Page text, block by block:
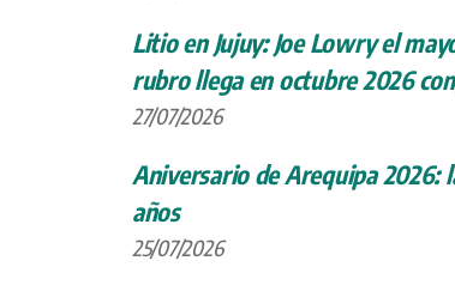
Litio en Jujuy: Joe Lowry el
rubro llega en octubre 2026
27/07/2026
Aniversario de Arequipa 2026:
años
25/07/2026